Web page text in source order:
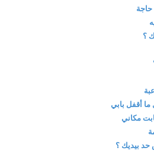
؟
ما أقفل بابي
مكاني
بيديك ؟